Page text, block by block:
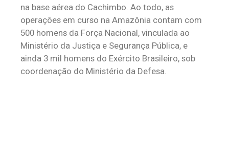
na base aérea do Cachimbo. Ao todo, as
operações em curso na Amazônia contam com
500 homens da Força Nacional, vinculada ao
Ministério da Justiça e Segurança Pública, e
ainda 3 mil homens do Exército Brasileiro, sob
coordenação do Ministério da Defesa.